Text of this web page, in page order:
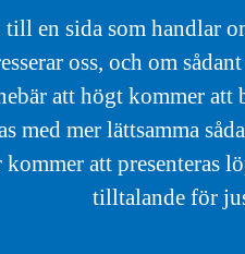
en sida som handlar
oss, och om
att högt kommer att
med mer lättsamma
kommer att presenteras
tilltalande för